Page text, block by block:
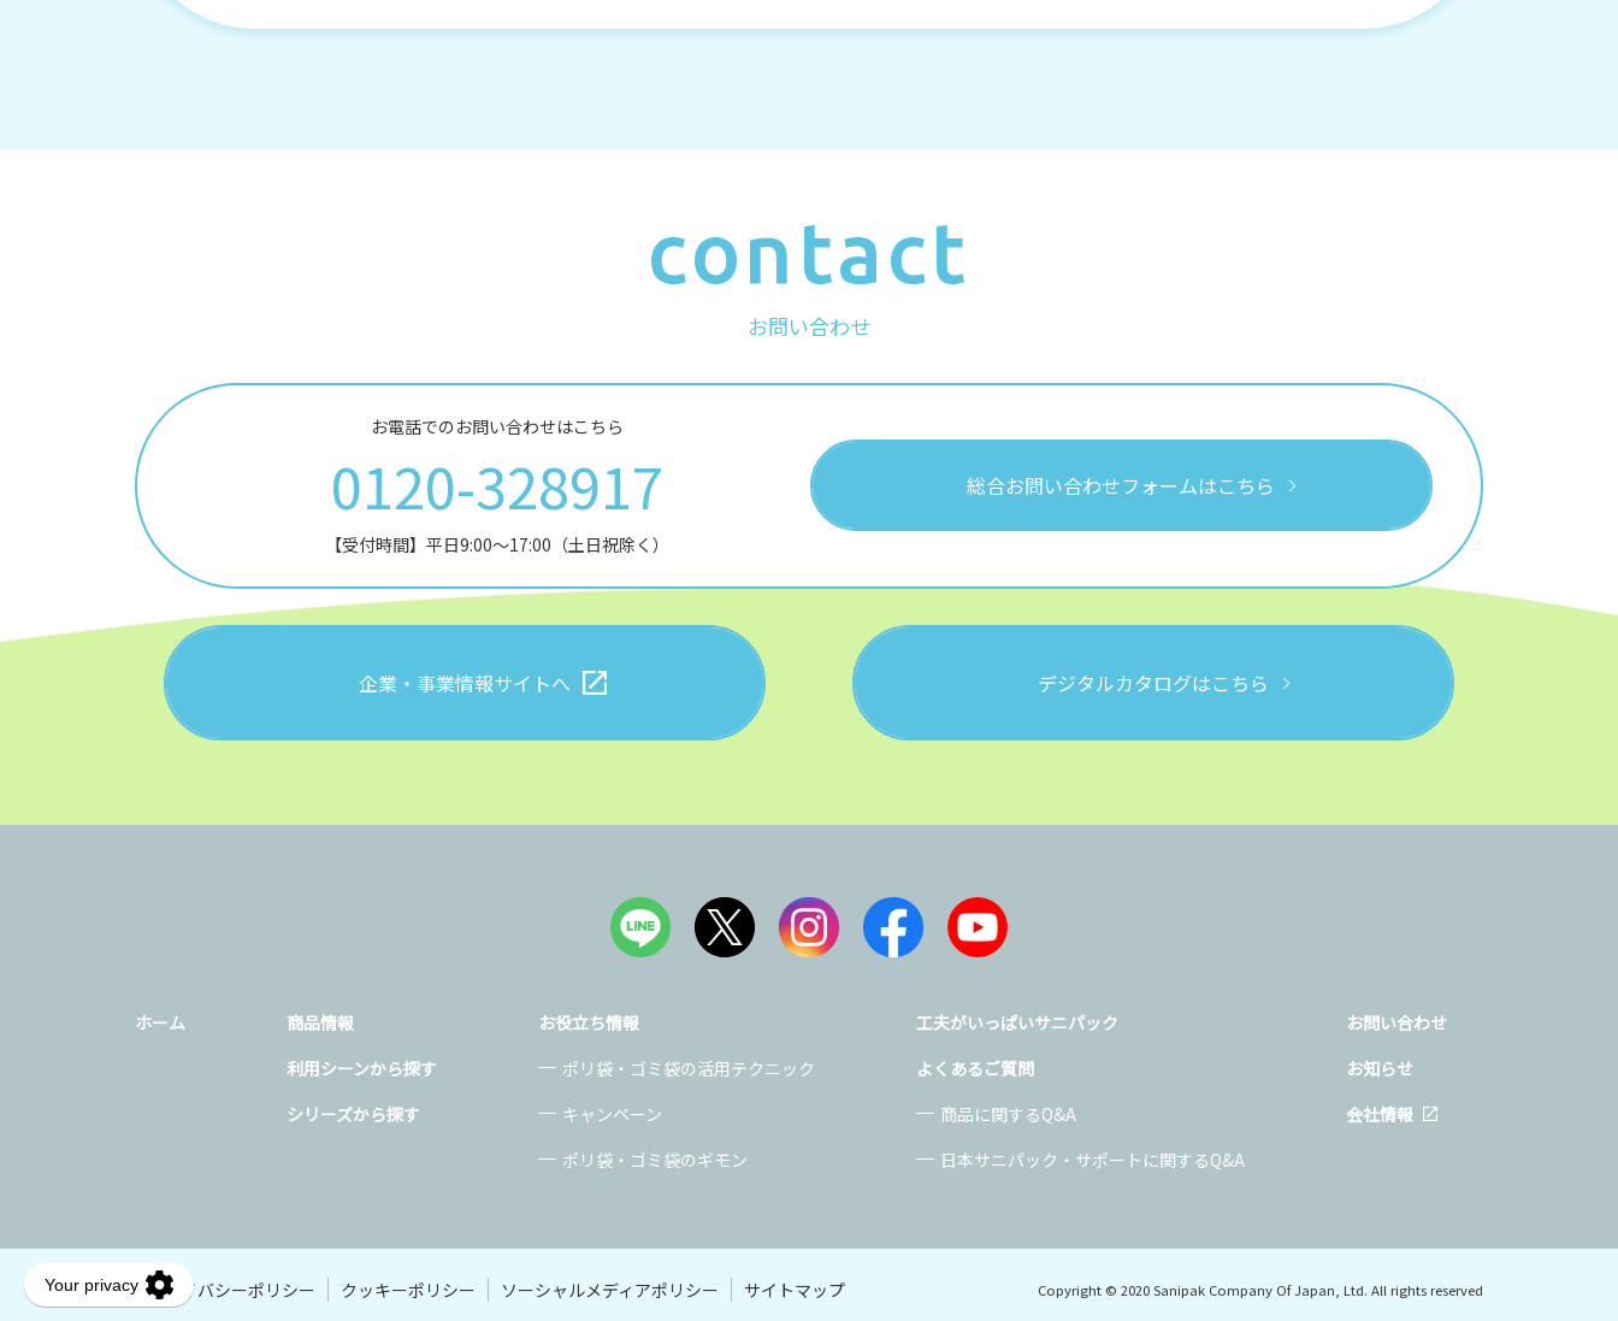
contact
お問い合わせ
お電話でのお問い合わせはこちら
0120-328917
【受付時間】平日9:00～17:00（土日祝除く）
総合お問い合わせフォームはこちら
企業・事業情報サイトへ デジタルカタログはこちら
ホーム
商品情報
利用シーンから探す
シリーズから探す
お役立ち情報
ポリ袋・ゴミ袋の活用テクニック
キャンペーン
ポリ袋・ゴミ袋のギモン
工夫がいっぱいサニパック
よくあるご質問
商品に関するQ&A
日本サニパック・サポートに関するQ&A
お問い合わせ
お知らせ
会社情報
プライバシーポリシー クッキーポリシー ソーシャルメディアポリシー サイトマップ Copyright © 2020 Sanipak Company Of Japan, Ltd. All rights reserved